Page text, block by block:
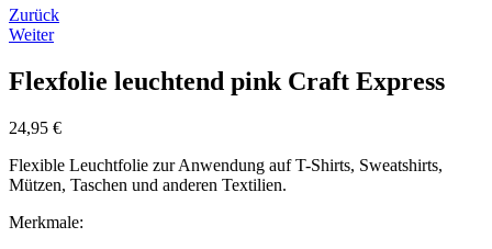
Beitrags-
Navigation
Zurück
Weiter
Flexfolie leuchtend pink Craft Express
24,95 €
Flexible Leuchtfolie zur Anwendung auf T-Shirts, Sweatshirts,
Mützen, Taschen und anderen Textilien.
Merkmale: